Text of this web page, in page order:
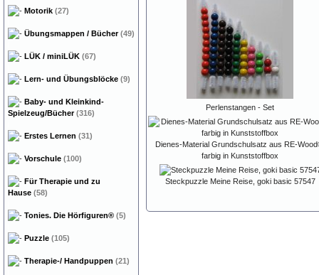
Perlenstangen - Set
Dienes-Material Grundschulsatz aus RE-
farbig in Kunststoffbox
Steckpuzzle Meine Reise, goki basic 57547
Motorik (27)
Übungsmappen / Bücher(49)
LÜK / miniLÜK (67)
Lern- und Übungsblöcke (9)
Baby- und Kleinkind-
Spielzeug/Bücher(316)
Erstes Lernen (31)
Vorschule (100)
Für Therapie und zu
Hause (58)
Tonies. Die Hörfiguren® (5)
Puzzle (105)
Therapie-/ Handpuppen (21)